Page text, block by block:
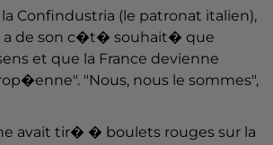
Confindustria (le patronat italien),
a de son c�t� souhait� que
et que la France devienne
"Nous, nous le sommes",
avait tir� � boulets rouges sur la